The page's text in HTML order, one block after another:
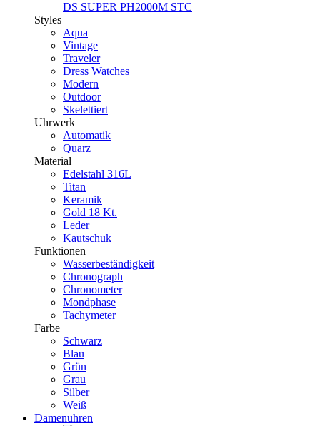
DS SUPER PH2000M STC
Styles
Aqua
Vintage
Traveler
Dress Watches
Modern
Outdoor
Skelettiert
Uhrwerk
Automatik
Quarz
Material
Edelstahl 316L
Titan
Keramik
Gold 18 Kt.
Leder
Kautschuk
Funktionen
Wasserbeständigkeit
Chronograph
Chronometer
Mondphase
Tachymeter
Farbe
Schwarz
Blau
Grün
Grau
Silber
Weiß
Damenuhren